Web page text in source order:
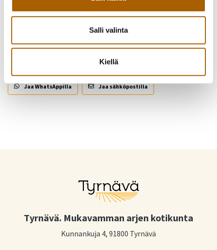
Salli valinta
Kiellä
Piditkö uutisesta? Jaa se kaverille!
Jaa Twitterissä
Jaa WhatsAppilla Jaa sähköpostilla
Tyrnävä. Mukavamman arjen kotikunta
Kunnankuja 4, 91800 Tyrnävä